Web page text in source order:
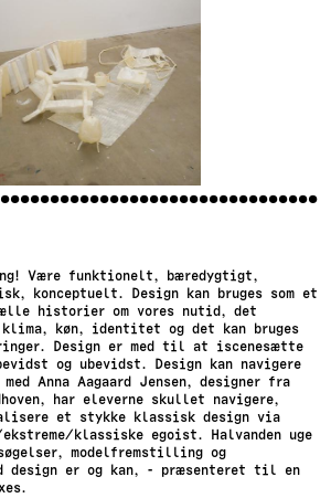
••••••••••••••••••••••••••••••••
Være funktionelt, bæredygtigt,
konceptuelt. Design kan bruges som et
historier om vores nutid, det
køn, identitet og det kan bruges
Design er med til at iscenesætte
og ubevidst. Design kan navigere
Anna Aagaard Jensen, designer fra
har eleverne skullet navigere,
et stykke klassisk design via
klassiske egoist. Halvanden uge
modelfremstilling og
design er og kan, - præsenteret til en